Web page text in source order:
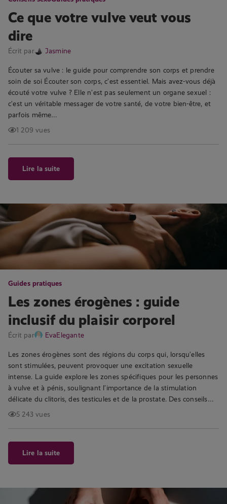
Ce que votre vulve veut vous
dire
Écrit par Jasmine
Écouter sa vulve : le guide pour comprendre son corps et prendre
soin de soi Écouter son corps, c’est essentiel. Mais avez-vous déjà
écouté votre vulve ? Elle n’est pas seulement un organe sexuel :
c’est un véritable messager de votre santé, de votre bien-être, et
parfois même…
1 209 vues
Lire la suite
Guides pratiques
Les zones érogènes : guide
inclusif du plaisir corporel
Écrit par EvaElegante
Les zones érogènes sont des régions du corps qui, lorsqu’elles
sont stimulées, peuvent provoquer une excitation sexuelle
intense. La guide explore les zones spécifiques pour les personnes
à vulve et à pénis, soulignant l’importance de la stimulation
délicate du clitoris, des testicules et de la prostate. Des conseils…
5 243 vues
Lire la suite